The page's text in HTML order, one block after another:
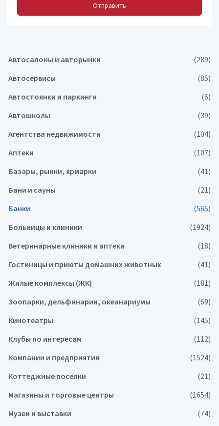
Отправить
Автосалоны и авторынки
(289)
Автосервисы
(85)
Автостоянки и паркинги
(6)
Автошколы
(39)
Агентства недвижимости
(104)
Аптеки
(107)
Базары, рынки, ярмарки
(41)
Бани и сауны
(21)
Банки
(565)
Больницы и клиники
(1924)
Ветеринарные клиники и аптеки
(18)
Гостиницы и приюты домашних животных
(41)
Жилые комплексы (ЖК)
(181)
Зоопарки, дельфинарии, океанариумы
(69)
Кинотеатры
(145)
Клубы по интересам
(112)
Компании и предприятия
(1524)
Коттеджные поселки
(21)
Магазины и торговые центры
(1654)
Музеи и выставки
(74)